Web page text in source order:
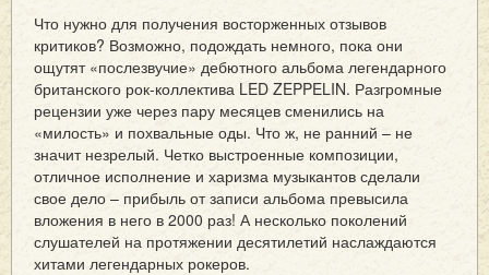
Что нужно для получения восторженных отзывов
критиков? Возможно, подождать немного, пока они
ощутят «послезвучие» дебютного альбома легендарного
британского рок-коллектива LED ZEPPELIN. Разгромные
рецензии уже через пару месяцев сменились на
«милость» и похвальные оды. Что ж, не ранний – не
значит незрелый. Четко выстроенные композиции,
отличное исполнение и харизма музыкантов сделали
свое дело – прибыль от записи альбома превысила
вложения в него в 2000 раз! А несколько поколений
слушателей на протяжении десятилетий наслаждаются
хитами легендарных рокеров.